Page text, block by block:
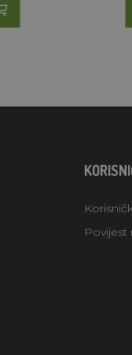
Povijest